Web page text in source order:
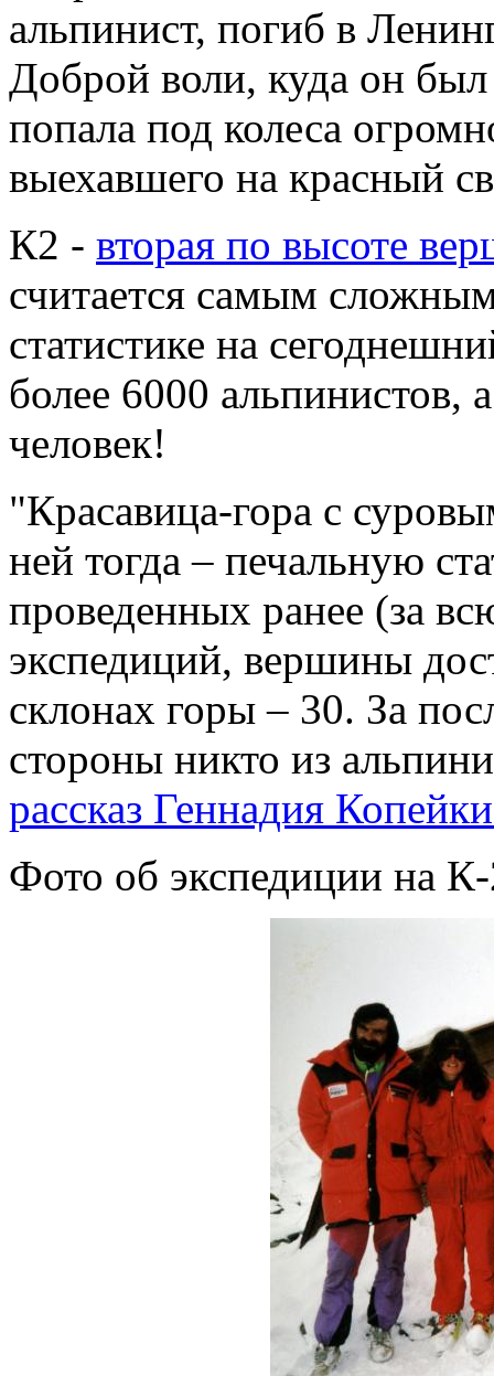
альпинист, погиб в
Доброй воли, куда он
попала под колеса
выехавшего на красный
К2 - вторая по высоте
считается самым
статистике на
более 6000 альпинистов,
человек!
"Красавица-гора с
ней тогда – печальную
проведенных ранее (за
экспедиций, вершины
склонах горы – 30. За
стороны никто из
рассказ Геннадия
Фото об экспедиции на